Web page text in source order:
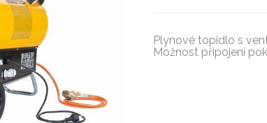
Plynové topidlo s
Možnost připojení